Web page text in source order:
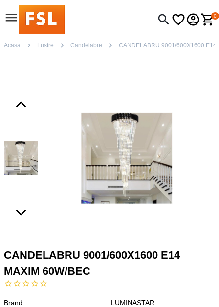
0
Acasa Lustre Candelabre CANDELABRU 9001/600X1600 E14
CANDELABRU 9001/600X1600 E14
MAXIM 60W/BEC
Brand:
LUMINASTAR